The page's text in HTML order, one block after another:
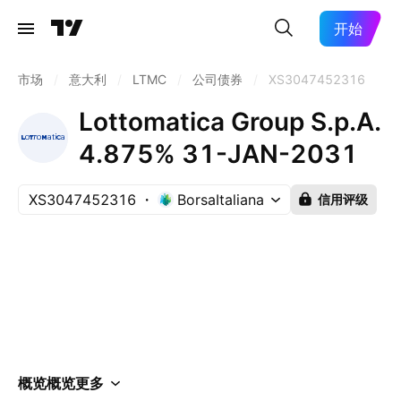
开始
市场 意大利 LTMC 公司债券 XS3047452316
Lottomatica Group S.p.A.
4.875% 31-JAN-2031
XS3047452316 BorsaItaliana 信用评级
概览概览更多